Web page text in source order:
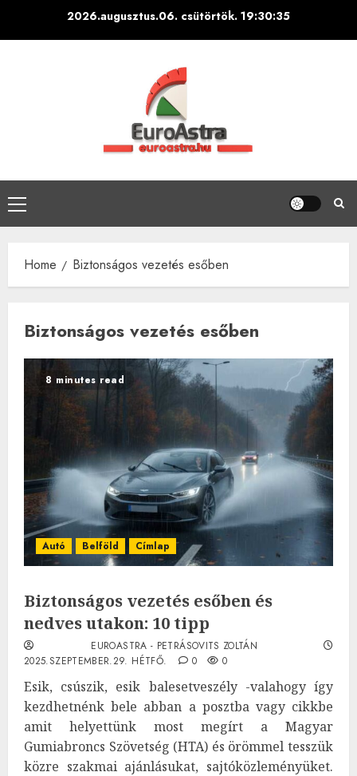
2026.augusztus.06. csütörtök. 19:30:35
Primary
Menu
Home Biztonságos vezetés esőben
Biztonságos vezetés esőben
8 minutes read
Autó Belföld Címlap
Biztonságos vezetés esőben és
nedves utakon: 10 tipp
EUROASTRA - PETRÁSOVITS ZOLTÁN
2025.SZEPTEMBER.29. HÉTFŐ.
0 0
Esik, csúszik, esik balesetveszély -valahogy így
kezdhetnénk bele abban a posztba vagy cikkbe
amit helyettünk most megírt a Magyar
Gumiabroncs Szövetség (HTA) és örömmel tesszük
közre szakmai ajánlásukat, sajtóközleményüket.